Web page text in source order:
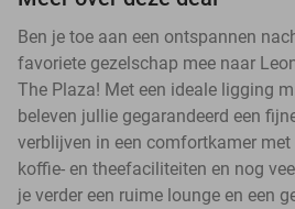
Ben je toe aan een ontspannen
favoriete gezelschap mee naar
The Plaza! Met een ideale ligging
beleven jullie gegarandeerd een
verblijven in een comfortkamer
koffie- en theefaciliteiten en nog
je verder een ruime lounge en een